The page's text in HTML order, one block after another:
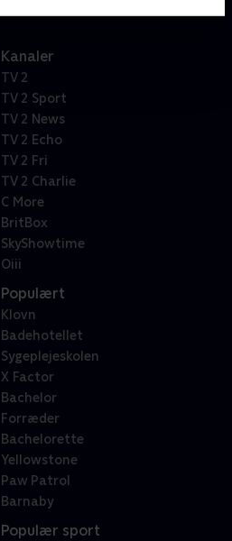
Kanaler
TV 2
TV 2 Sport
TV 2 News
TV 2 Echo
TV 2 Fri
TV 2 Charlie
C More
BritBox
SkyShowtime
Oiii
Populært
Klovn
Badehotellet
Sygeplejeskolen
X Factor
Bachelor
Forræder
Bachelorette
Yellowstone
Paw Patrol
Barnaby
Populær sport